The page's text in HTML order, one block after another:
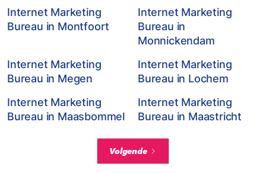
Internet Marketing
Bureau in Montfoort
Internet Marketing
Bureau in
Monnickendam
Internet Marketing
Bureau in Megen
Internet Marketing
Bureau in Lochem
Internet Marketing
Bureau in Maasbommel
Internet Marketing
Bureau in Maastricht
Volgende